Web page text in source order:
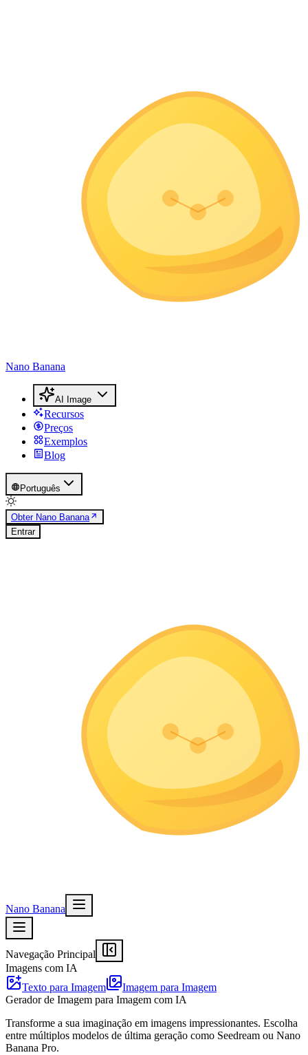
Nano Banana
AI Image
Recursos
Preços
Exemplos
Blog
Português
Obter Nano Banana
Entrar
Nano Banana
Navegação Principal
Imagens com IA
Texto para Imagem
Imagem para Imagem
Gerador de Imagem para Imagem com IA
Transforme a sua imaginação em imagens impressionantes. Escolha
entre múltiplos modelos de última geração como Seedream ou Nano
Banana Pro.